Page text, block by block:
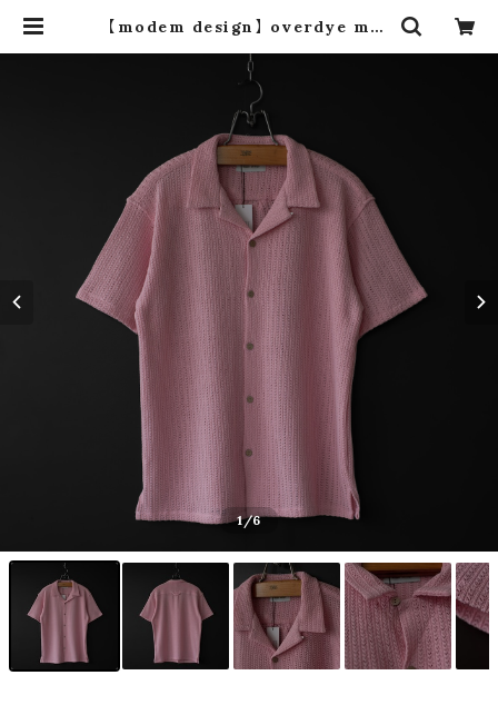
【modem design】 overdye mes
1/6